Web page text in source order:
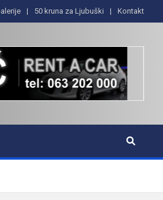
50 kruna za Ljubuški Kontakt